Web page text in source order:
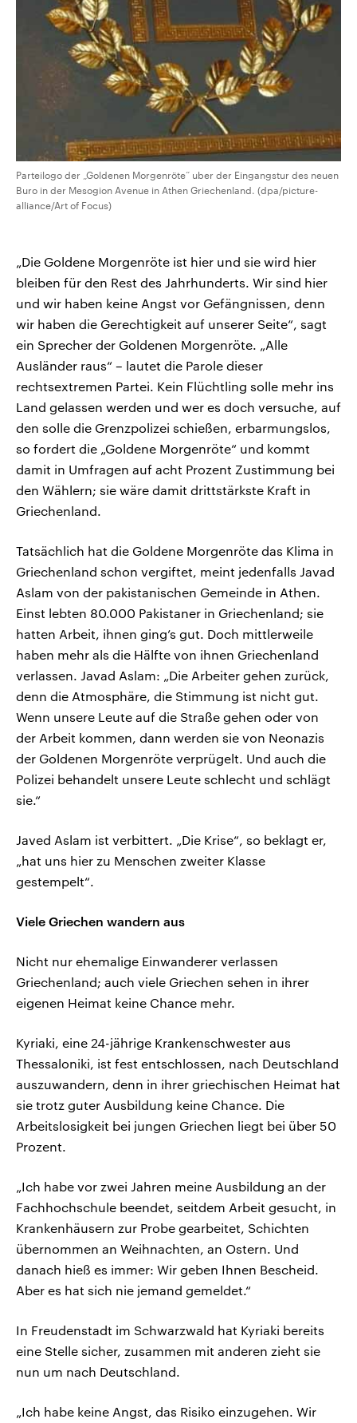
Parteilogo der „Goldenen Morgenröte“ uber der Eingangstur des neuen
Buro in der Mesogion Avenue in Athen Griechenland. (dpa/picture-
alliance/Art of Focus)
„Die Goldene Morgenröte ist hier und sie wird hier
bleiben für den Rest des Jahrhunderts. Wir sind hier
und wir haben keine Angst vor Gefängnissen, denn
wir haben die Gerechtigkeit auf unserer Seite“, sagt
ein Sprecher der Goldenen Morgenröte. „Alle
Ausländer raus“ – lautet die Parole dieser
rechtsextremen Partei. Kein Flüchtling solle mehr ins
Land gelassen werden und wer es doch versuche, auf
den solle die Grenzpolizei schießen, erbarmungslos,
so fordert die „Goldene Morgenröte“ und kommt
damit in Umfragen auf acht Prozent Zustimmung bei
den Wählern; sie wäre damit drittstärkste Kraft in
Griechenland.
Tatsächlich hat die Goldene Morgenröte das Klima in
Griechenland schon vergiftet, meint jedenfalls Javad
Aslam von der pakistanischen Gemeinde in Athen.
Einst lebten 80.000 Pakistaner in Griechenland; sie
hatten Arbeit, ihnen ging’s gut. Doch mittlerweile
haben mehr als die Hälfte von ihnen Griechenland
verlassen. Javad Aslam: „Die Arbeiter gehen zurück,
denn die Atmosphäre, die Stimmung ist nicht gut.
Wenn unsere Leute auf die Straße gehen oder von
der Arbeit kommen, dann werden sie von Neonazis
der Goldenen Morgenröte verprügelt. Und auch die
Polizei behandelt unsere Leute schlecht und schlägt
sie.“
Javed Aslam ist verbittert. „Die Krise“, so beklagt er,
„hat uns hier zu Menschen zweiter Klasse
gestempelt“.
Viele Griechen wandern aus
Nicht nur ehemalige Einwanderer verlassen
Griechenland; auch viele Griechen sehen in ihrer
eigenen Heimat keine Chance mehr.
Kyriaki, eine 24-jährige Krankenschwester aus
Thessaloniki, ist fest entschlossen, nach Deutschland
auszuwandern, denn in ihrer griechischen Heimat hat
sie trotz guter Ausbildung keine Chance. Die
Arbeitslosigkeit bei jungen Griechen liegt bei über 50
Prozent.
„Ich habe vor zwei Jahren meine Ausbildung an der
Fachhochschule beendet, seitdem Arbeit gesucht, in
Krankenhäusern zur Probe gearbeitet, Schichten
übernommen an Weihnachten, an Ostern. Und
danach hieß es immer: Wir geben Ihnen Bescheid.
Aber es hat sich nie jemand gemeldet.“
In Freudenstadt im Schwarzwald hat Kyriaki bereits
eine Stelle sicher, zusammen mit anderen zieht sie
nun um nach Deutschland.
„Ich habe keine Angst, das Risiko einzugehen. Wir